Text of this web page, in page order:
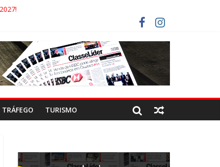
DEVEM USAR ROTAS ALTERNATIVAS
COCA-COLA!
TRÁFEGO TURISMO